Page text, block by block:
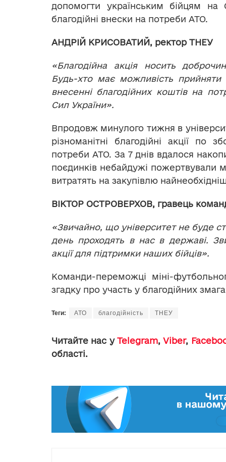
допомогти українським бійцям на
благодійні внески на потреби АТО.
АНДРІЙ КРИСОВАТИЙ, ректор ТНЕУ
«Благодійна акція носить
Будь-хто має можливість
внесенні благодійних коштів на
Сил України».
Впродовж минулого тижня в
різноманітні благодійні акції по
потреби АТО. За 7 днів вдалося
поєдинків небайдужі пожертвували
витратять на закупівлю
ВІКТОР ОСТРОВЕРХОВ, гравець
«Звичайно, що університет не буде
день проходять в нас в державі.
акції для підтримки наших бійців».
Команди-переможці міні-
згадку про участь у благодійних
Теги: АТО благодійність ТНЕУ
Читайте нас уTelegram,Viber,
області.